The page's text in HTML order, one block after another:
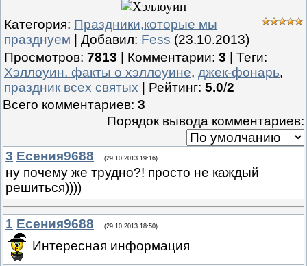
Категория: Праздники,которые мы
празднуем
Добавил: Fess (23.10.2013)
Просмотров: 7813 Комментарии: 3 Теги:
Хэллоуин. факты о хэллоуине, джек-фонарь,
праздник всех святых
Рейтинг: 5.0/2
Всего комментариев: 3
Порядок вывода комментариев:
3 Есения9688 (29.10.2013 19:16)
ну почему же трудно?! просто не каждый
решиться))))
1 Есения9688 (29.10.2013 18:50)
Интересная информация